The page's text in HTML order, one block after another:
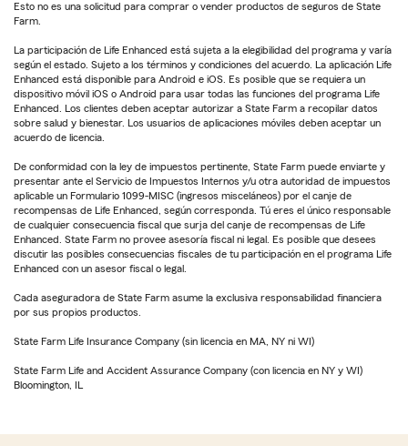
Esto no es una solicitud para comprar o vender productos de seguros de State
Farm.
La participación de Life Enhanced está sujeta a la elegibilidad del programa y varía
según el estado. Sujeto a los términos y condiciones del acuerdo. La aplicación Life
Enhanced está disponible para Android e iOS. Es posible que se requiera un
dispositivo móvil iOS o Android para usar todas las funciones del programa Life
Enhanced. Los clientes deben aceptar autorizar a State Farm a recopilar datos
sobre salud y bienestar. Los usuarios de aplicaciones móviles deben aceptar un
acuerdo de licencia.
De conformidad con la ley de impuestos pertinente, State Farm puede enviarte y
presentar ante el Servicio de Impuestos Internos y/u otra autoridad de impuestos
aplicable un Formulario 1099-MISC (ingresos misceláneos) por el canje de
recompensas de Life Enhanced, según corresponda. Tú eres el único responsable
de cualquier consecuencia fiscal que surja del canje de recompensas de Life
Enhanced. State Farm no provee asesoría fiscal ni legal. Es posible que desees
discutir las posibles consecuencias fiscales de tu participación en el programa Life
Enhanced con un asesor fiscal o legal.
Cada aseguradora de State Farm asume la exclusiva responsabilidad financiera
por sus propios productos.
State Farm Life Insurance Company (sin licencia en MA, NY ni WI)
State Farm Life and Accident Assurance Company (con licencia en NY y WI)
Bloomington, IL